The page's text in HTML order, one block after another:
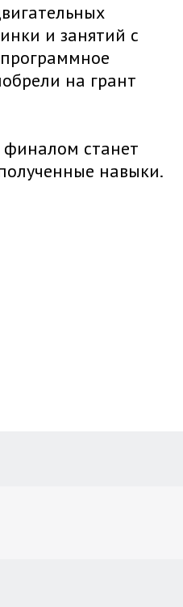
и занятий с
на грант
станет
навыки.